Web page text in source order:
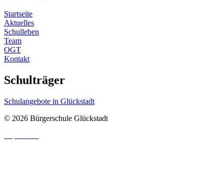
Startseite
Aktuelles
Schulleben
Team
OGT
Kontakt
Schulträger
Schulangebote in Glückstadt
© 2026 Bürgerschule Glückstadt